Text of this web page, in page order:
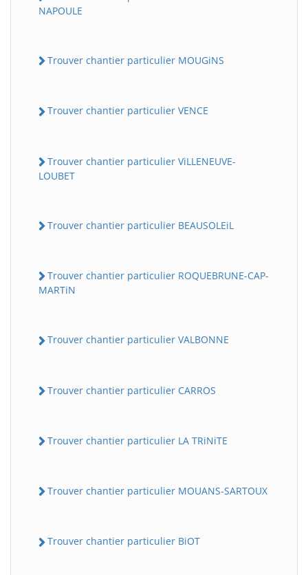
NAPOULE
Trouver chantier particulier MOUGiNS
Trouver chantier particulier VENCE
Trouver chantier particulier ViLLENEUVE-
LOUBET
Trouver chantier particulier BEAUSOLEiL
Trouver chantier particulier ROQUEBRUNE-CAP-
MARTiN
Trouver chantier particulier VALBONNE
Trouver chantier particulier CARROS
Trouver chantier particulier LA TRiNiTE
Trouver chantier particulier MOUANS-SARTOUX
Trouver chantier particulier BiOT